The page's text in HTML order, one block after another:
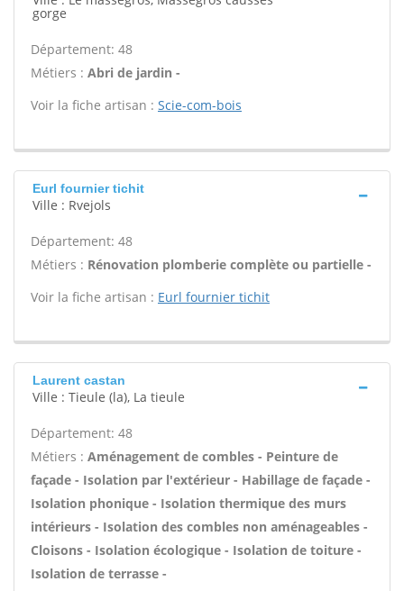
gorge
Département: 48
Métiers : Abri de jardin -
Voir la fiche artisan : Scie-com-bois
Eurl fournier tichit
Ville : Rvejols
Département: 48
Métiers : Rénovation plomberie complète ou partielle -
Voir la fiche artisan : Eurl fournier tichit
Laurent castan
Ville : Tieule (la), La tieule
Département: 48
Métiers : Aménagement de combles - Peinture de
façade - Isolation par l'extérieur - Habillage de façade -
Isolation phonique - Isolation thermique des murs
intérieurs - Isolation des combles non aménageables -
Cloisons - Isolation écologique - Isolation de toiture -
Isolation de terrasse -